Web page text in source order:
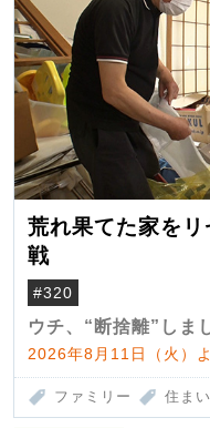
荒れ果てた家を
戦
#320
ウチ、“断捨離”しま
2026年8月11日（火）
ファミリー 住まい